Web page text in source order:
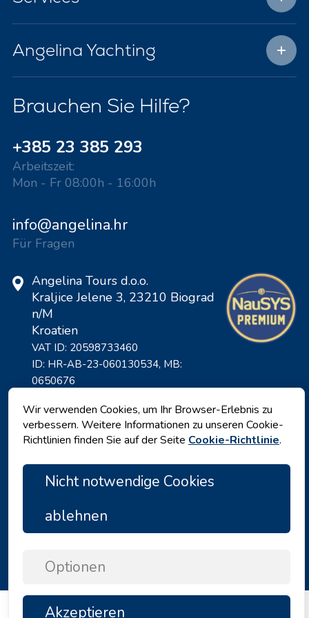
Angelina Yachting
Brauchen Sie Hilfe?
+385 23 385 293
Arbeitszeit:
Mon - Fr 08:00h - 16:00h
info@angelina.hr
Für Fragen
Angelina Tours d.o.o.
Kraljice Jelene 3, 23210 Biograd
n/M
Kroatien
VAT ID: 20598733460
ID: HR-AB-23-060130534, MB:
0650676
Copyright © 2026 by Angelina Tours d.o.o.
Wir verwenden Cookies, um Ihr Browser-Erlebnis zu
verbessern. Weitere Informationen zu unseren Cookie-
Richtlinien finden Sie auf der Seite Cookie-Richtlinie.
Nicht notwendige Cookies
ablehnen
Optionen
Akzeptieren